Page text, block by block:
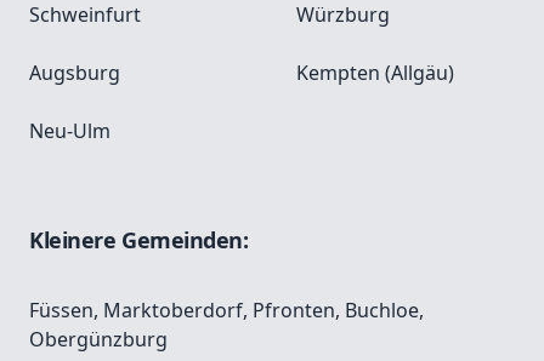
Schweinfurt Würzburg
Augsburg Kempten (Allgäu)
Neu-Ulm
Kleinere Gemeinden:
Füssen, Marktoberdorf, Pfronten, Buchloe,
Obergünzburg